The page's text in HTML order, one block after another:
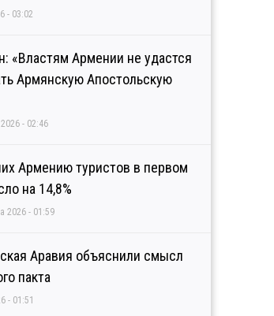
- 03:02
«Властям Армении не удастся
Армянскую Апостольскую
- 02:46
Армению туристов в первом
на 14,8%
2026 - 01:59
Аравия объяснили смысл
пакта
- 01:51